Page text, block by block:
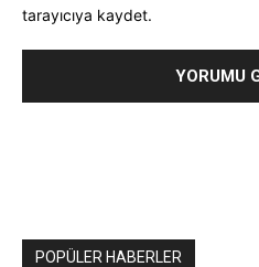
tarayıcıya kaydet.
POPÜLER HABERLER